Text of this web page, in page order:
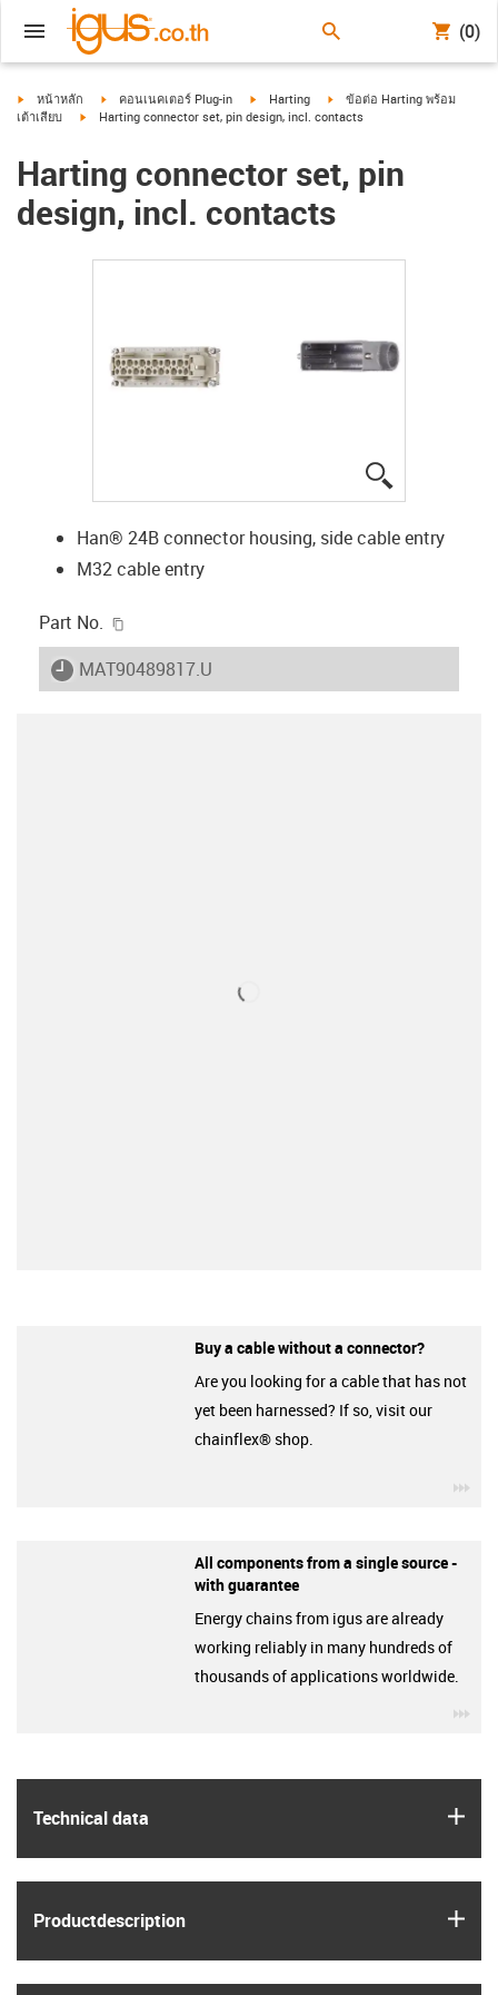
(0)
igus-icon-arrow-right
หน้าหลัก igus-icon-arrow-right
คอนเนคเตอร์ Plug-in igus-icon-arrow-right
Harting igus-icon-arrow-right
ข้อต่อ Harting พร้อม
เต้าเสียบ
igus-icon-arrow-right
Harting connector set, pin design, incl. contacts
Harting connector set, pin
design, incl. contacts
Han® 24B connector housing, side cable entry
M32 cable entry
Part No.
igus-icon-lieferzeit
MAT90489817.U
Technical data
Product­description
Buy a cable without a connector?
Are you looking for a cable that has not
yet been harnessed? If so, visit our
chainflex® shop.
All components from a single source -
with guarantee
Energy chains from igus are already
working reliably in many hundreds of
thousands of applications worldwide.